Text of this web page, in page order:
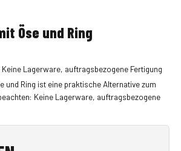
Öse und Ring
Lagerware, auftragsbezogene Fertigung
und Ring ist eine praktische Alternative zum
Keine Lagerware, auftragsbezogene